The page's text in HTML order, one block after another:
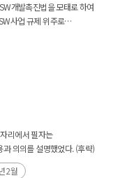
개발촉진법을 모태로 하여
사업 규제 위주로
회 실현전략을 뒷받침하고
은 지능정보사회과 같은
리에서 필자는
과 의의를 설명했었다. (후략)
2월